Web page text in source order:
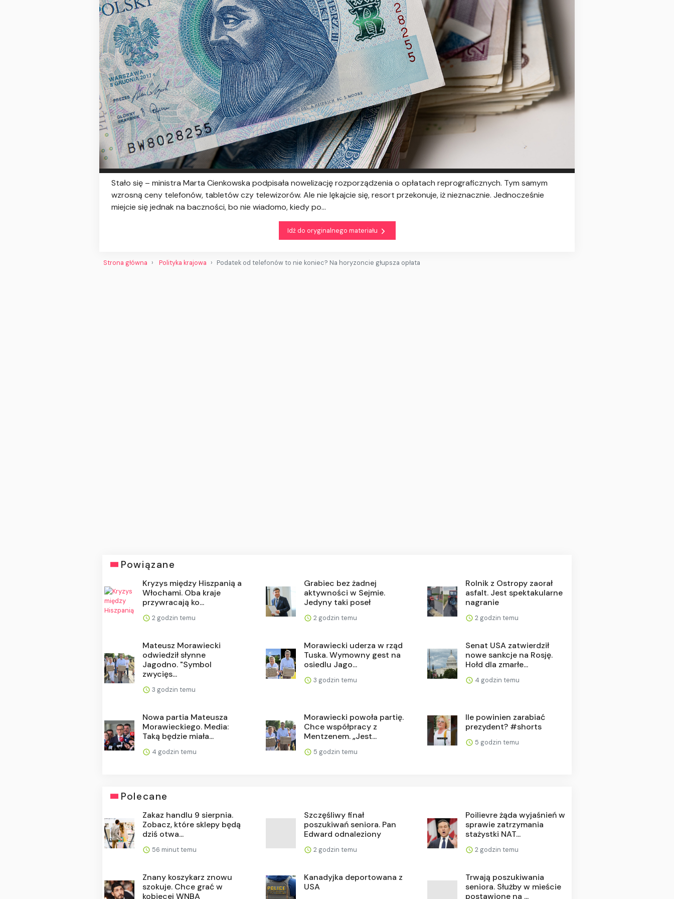
Stało się – ministra Marta Cienkowska podpisała nowelizację rozporządzenia o opłatach reprograficznych. Tym samym
wzrosną ceny telefonów, tabletów czy telewizorów. Ale nie lękajcie się, resort przekonuje, iż nieznacznie. Jednocześnie
miejcie się jednak na baczności, bo nie wiadomo, kiedy po...
Idź do oryginalnego materiału
Strona główna Polityka krajowa Podatek od telefonów to nie koniec? Na horyzoncie głupsza opłata
Powiązane
Kryzys między Hiszpanią a
Włochami. Oba kraje
przywracają ko...
2 godzin temu
Grabiec bez żadnej
aktywności w Sejmie.
Jedyny taki poseł
2 godzin temu
Rolnik z Ostropy zaorał
asfalt. Jest spektakularne
nagranie
2 godzin temu
Mateusz Morawiecki
odwiedził słynne
Jagodno. "Symbol
zwycięs...
3 godzin temu
Morawiecki uderza w rząd
Tuska. Wymowny gest na
osiedlu Jago...
3 godzin temu
Senat USA zatwierdził
nowe sankcje na Rosję.
Hołd dla zmarłe...
4 godzin temu
Nowa partia Mateusza
Morawieckiego. Media:
Taką będzie miała...
4 godzin temu
Morawiecki powoła partię.
Chce współpracy z
Mentzenem. „Jest...
5 godzin temu
Ile powinien zarabiać
prezydent? #shorts
5 godzin temu
Polecane
Zakaz handlu 9 sierpnia.
Zobacz, które sklepy będą
dziś otwa...
56 minut temu
Szczęśliwy finał
poszukiwań seniora. Pan
Edward odnaleziony
2 godzin temu
Poilievre żąda wyjaśnień w
sprawie zatrzymania
stażystki NAT...
2 godzin temu
Znany koszykarz znowu
szokuje. Chce grać w
kobiecej WNBA
Kanadyjka deportowana z
USA
Trwają poszukiwania
seniora. Służby w mieście
postawione na ...